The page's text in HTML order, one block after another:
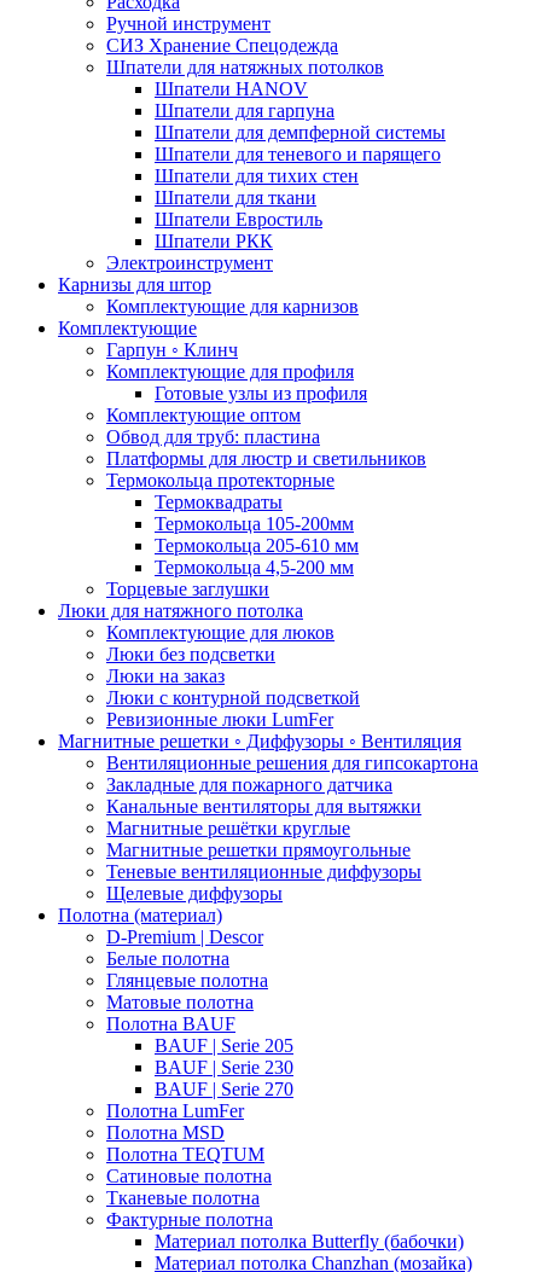
Ручной инструмент
СИЗ Хранение Спецодежда
Шпатели для натяжных потолков
Шпатели HANOV
Шпатели для гарпуна
Шпатели для демпферной системы
Шпатели для теневого и парящего
Шпатели для тихих стен
Шпатели для ткани
Шпатели Евростиль
Шпатели РКК
Электроинструмент
Карнизы для штор
Комплектующие для карнизов
Комплектующие
Гарпун ◦ Клинч
Комплектующие для профиля
Готовые узлы из профиля
Комплектующие оптом
Обвод для труб: пластина
Платформы для люстр и светильников
Термокольца протекторные
Термоквадраты
Термокольца 105-200мм
Термокольца 205-610 мм
Термокольца 4,5-200 мм
Торцевые заглушки
Люки для натяжного потолка
Комплектующие для люков
Люки без подсветки
Люки на заказ
Люки с контурной подсветкой
Ревизионные люки LumFer
Магнитные решетки ◦ Диффузоры ◦ Вентиляция
Вентиляционные решения для гипсокартона
Закладные для пожарного датчика
Канальные вентиляторы для вытяжки
Магнитные решётки круглые
Магнитные решетки прямоугольные
Теневые вентиляционные диффузоры
Щелевые диффузоры
Полотна (материал)
D-Premium | Descor
Белые полотна
Глянцевые полотна
Матовые полотна
Полотна BAUF
BAUF | Serie 205
BAUF | Serie 230
BAUF | Serie 270
Полотна LumFer
Полотна MSD
Полотна TEQTUM
Сатиновые полотна
Тканевые полотна
Фактурные полотна
Материал потолка Butterfly (бабочки)
Материал потолка Chanzhan (мозайка)